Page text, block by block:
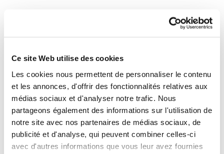
Ce site Web utilise des cookies
Les cookies nous permettent de personnaliser le contenu
et les annonces, d'offrir des fonctionnalités relatives aux
médias sociaux et d'analyser notre trafic. Nous
partageons également des informations sur l'utilisation de
notre site avec nos partenaires de médias sociaux, de
publicité et d'analyse, qui peuvent combiner celles-ci
avec d'autres informations que vous leur avez fournies
Office Thermal & Touristique 5 avenue des Thermes
Email :Contacter par e-mail
Site web:www.uriage-les-bains.com
Gare à proximité :
gare TGV de Grenoble (8 km) liaisons par cars